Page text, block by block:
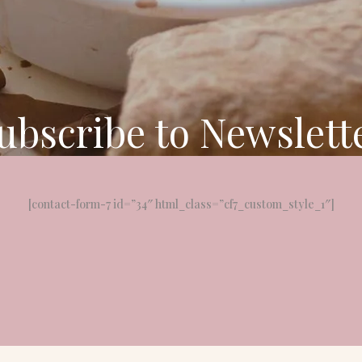
to
[contact-form-7 id=”34″ html_class=”cf7_custom_style_1″]